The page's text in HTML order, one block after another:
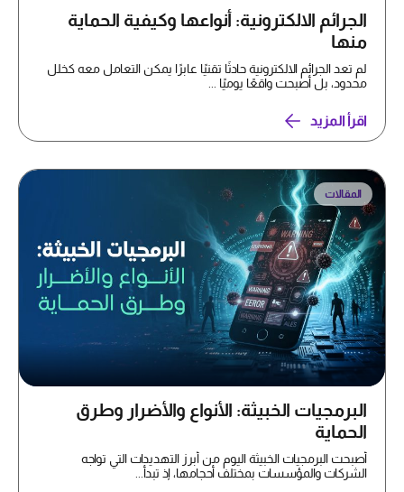
الجرائم الالكترونية: أنواعها وكيفية الحماية
منها
لم تعد الجرائم الالكترونية حادثًا تقنيًا عابرًا يمكن التعامل معه كخلل
محدود، بل أصبحت واقعًا يوميًا ...
اقرأ المزيد
المقالات
البرمجيات الخبيثة: الأنواع والأضرار وطرق
الحماية
أصبحت البرمجيات الخبيثة اليوم من أبرز التهديدات التي تواجه
الشركات والمؤسسات بمختلف أحجامها، إذ تبدأ...